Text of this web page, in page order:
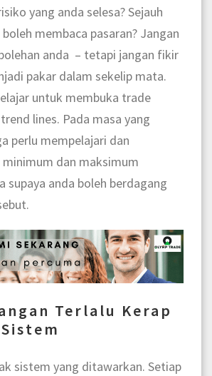
yang anda selesa? Sejauh
membaca pasaran? Jangan
anda – tetapi jangan fikir
pakar dalam sekelip mata.
untuk membuka trade
lines. Pada masa yang
perlu mempelajari dan
dan maksimum
supaya anda boleh berdagang
Terlalu Kerap
sistem yang ditawarkan. Setiap